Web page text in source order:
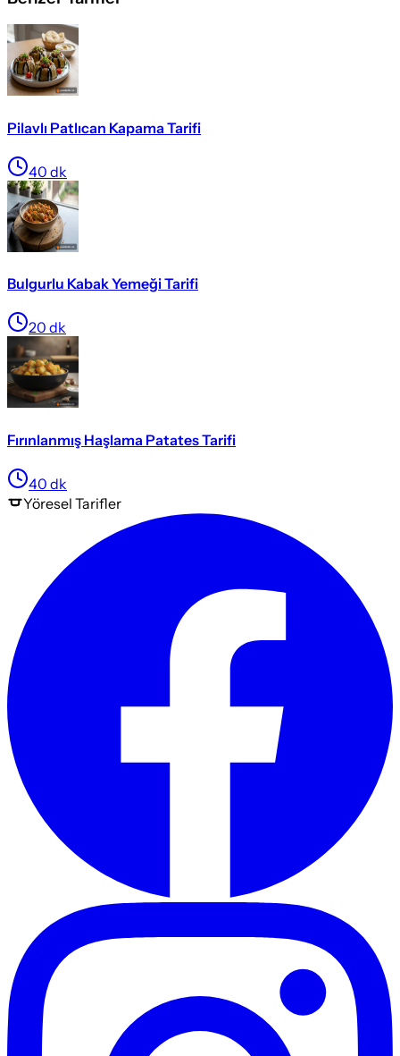
Pilavlı Patlıcan Kapama Tarifi
40 dk
Bulgurlu Kabak Yemeği Tarifi
20 dk
Fırınlanmış Haşlama Patates Tarifi
40 dk
Yöresel Tarifler